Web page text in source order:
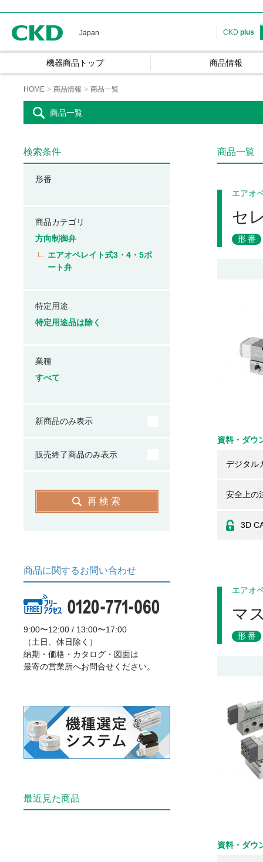
Japan CKD plus
機器商品トップ 商品情報
HOME 商品情報 商品一覧
商品一覧
商品一覧
エアオ
セ
形番
資料・ダウ
デジタル
安全上の
3D
エアオ
マ
形番
資料・ダウ
検索条件
形番
商品カテゴリ
方向制御弁
エアオペレイト式3・4・5ポ
ート弁
特定用途
特定用途品は除く
業種
すべて
新商品のみ表示
販売終了商品のみ表示
再検索
商品に関するお問い合わせ
9:00〜12:00 / 13:00〜17:00
（土日、休日除く）
納期・価格・カタログ・図面は
最寄の営業所へお問合せください。
最近見た商品